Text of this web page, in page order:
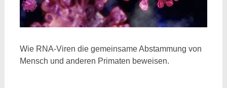
Wie RNA-Viren die gemeinsame Abstammung von
Mensch und anderen Primaten beweisen.